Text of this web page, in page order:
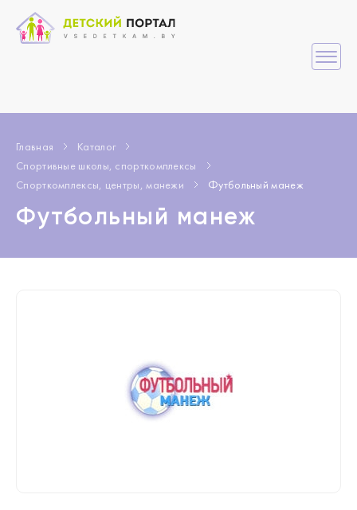
Главная
Каталог
Спортивные школы, спорткомплексы
Спорткомплексы, центры, манежи
Футбольный манеж
Футбольный манеж